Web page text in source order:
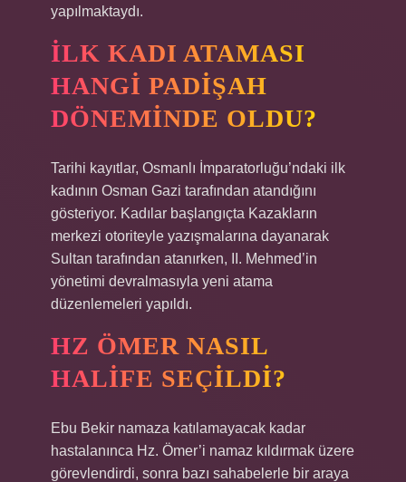
yapılmaktaydı.
İLK KADI ATAMASI
HANGI PADIŞAH
DÖNEMINDE OLDU?
Tarihi kayıtlar, Osmanlı İmparatorluğu’ndaki ilk
kadının Osman Gazi tarafından atandığını
gösteriyor. Kadılar başlangıçta Kazakların
merkezi otoriteyle yazışmalarına dayanarak
Sultan tarafından atanırken, II. Mehmed’in
yönetimi devralmasıyla yeni atama
düzenlemeleri yapıldı.
HZ ÖMER NASIL
HALIFE SEÇILDI?
Ebu Bekir namaza katılamayacak kadar
hastalanınca Hz. Ömer’i namaz kıldırmak üzere
görevlendirdi, sonra bazı sahabelerle bir araya